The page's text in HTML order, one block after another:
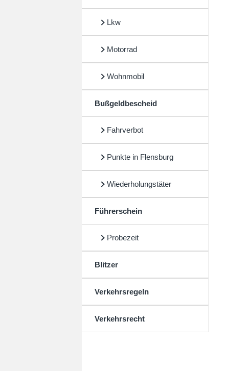
Lkw
Motorrad
Wohnmobil
Bußgeldbescheid
Fahrverbot
Punkte in Flensburg
Wiederholungstäter
Führerschein
Probezeit
Blitzer
Verkehrsregeln
Verkehrsrecht